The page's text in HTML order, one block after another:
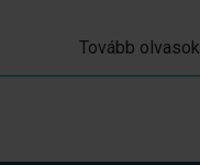
Tovább olvasok